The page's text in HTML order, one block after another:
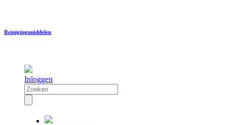
Reinigingsmiddelen
Inloggen